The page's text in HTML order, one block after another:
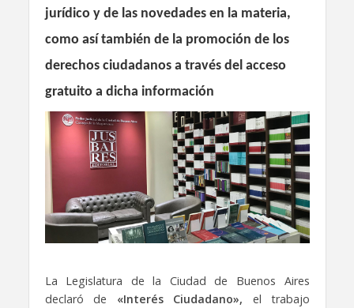
jurídico y de las novedades en la materia,
como así también de la promoción de los
derechos ciudadanos a través del acceso
gratuito a dicha información
La Legislatura de la Ciudad de Buenos Aires
declaró de «Interés Ciudadano», el trabajo